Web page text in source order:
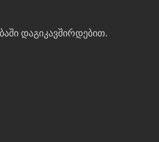
დაგიკავშირდებით.